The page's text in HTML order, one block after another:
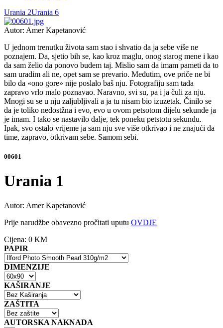
Urania 2Urania 6
Autor: Amer Kapetanović
U jednom trenutku života sam stao i shvatio da ja sebe više ne
poznajem. Da, sjetio bih se, kao kroz maglu, onog starog mene i kao
da sam želio da ponovo budem taj. Mislio sam da imam pameti da to
sam uradim ali ne, opet sam se prevario. Međutim, ove priče ne bi
bilo da «ono gore» nije poslalo baš nju. Fotografiju sam tada
zapravo vrlo malo poznavao. Naravno, svi su, pa i ja čuli za nju.
Mnogi su se u nju zaljubljivali a ja tu nisam bio izuzetak. Činilo se
da je toliko nedostžna i evo, evo u ovom petsotom dijelu sekunde ja
je imam. I tako se nastavilo dalje, tek poneku petstotu sekundu.
Ipak, svo ostalo vrijeme ja sam nju sve više otkrivao i ne znajući da
time, zapravo, otkrivam sebe. Samom sebi.
00601
Urania 1
Autor: Amer Kapetanović
Prije narudžbe obavezno pročitati uputu OVDJE
Cijena: 0 KM
PAPIR
DIMENZIJE
KAŠIRANJE
ZAŠTITA
AUTORSKA NAKNADA